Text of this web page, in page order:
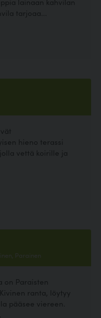
tarjoaa...
hieno terassi
vettä koirille ja
Parainen
on Paraisten
ranta, löytyy
pääsee viereen.